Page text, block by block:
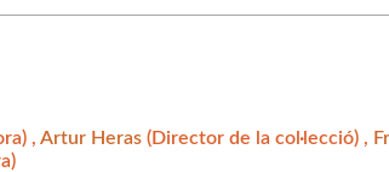
,Artur Heras(Director de la col·lecció) ,